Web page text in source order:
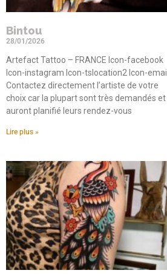
Bintou
28/01/2026
Artefact Tattoo – FRANCE Icon-facebook
Icon-instagram Icon-tslocation2 Icon-email
Contactez directement l’artiste de votre
choix car la plupart sont très demandés et
auront planifié leurs rendez-vous
Lire plus »